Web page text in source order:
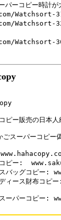
パーコピー時計
Watchsort-
Watchsort-
Watchsort-
ピー販売の日本
スーパーコピー
コピー:
スバッグコピ
ディース財布
スーパーコピ